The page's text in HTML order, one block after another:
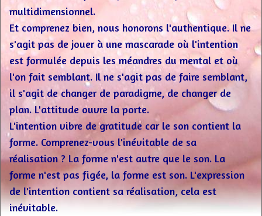
multidimensionnel.
Et comprenez bien, nous honorons l'authentique. Il ne
s'agit pas de jouer à une mascarade où l'intention
est formulée depuis les méandres du mental et où
l'on fait semblant. Il ne s'agit pas de faire semblant,
il s'agit de changer de paradigme, de changer de
plan. L'attitude ouvre la porte.
L'intention vibre de gratitude car le son contient la
forme. Comprenez-vous l'inévitable de sa
réalisation ? La forme n'est autre que le son. La
forme n'est pas figée, la forme est son. L'expression
de l'intention contient sa réalisation, cela est
inévitable.